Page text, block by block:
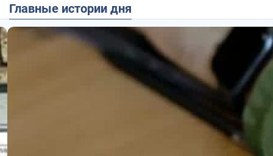
Главные истории дня